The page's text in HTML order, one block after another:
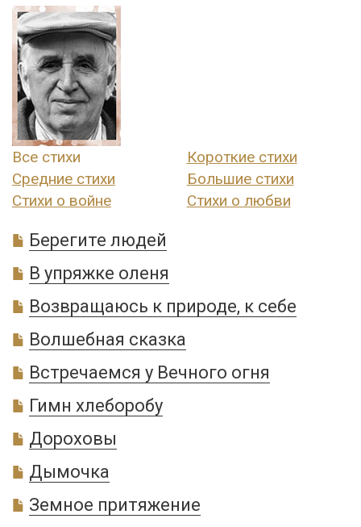
Все стихи
Короткие стихи
Средние стихи
Большие стихи
Стихи о войне
Стихи о любви
Берегите людей
В упряжке оленя
Возвращаюсь к природе, к себе
Волшебная сказка
Встречаемся у Вечного огня
Гимн хлеборобу
Дороховы
Дымочка
Земное притяжение